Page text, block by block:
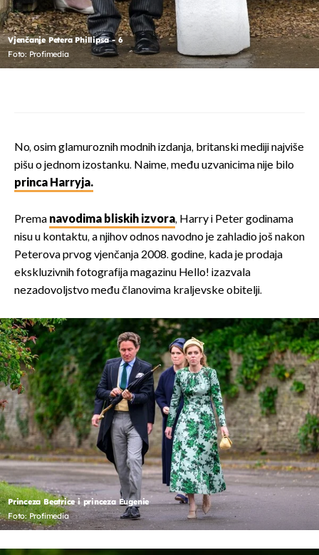
Vjenčanje Petera Phillipsa - 6
Foto: Profimedia
No, osim glamuroznih modnih izdanja, britanski mediji najviše
pišu o jednom izostanku. Naime, među uzvanicima nije bilo
princa Harryja.
Prema navodima bliskih izvora, Harry i Peter godinama
nisu u kontaktu, a njihov odnos navodno je zahladio još nakon
Peterova prvog vjenčanja 2008. godine, kada je prodaja
ekskluzivnih fotografija magazinu Hello! izazvala
nezadovoljstvo među članovima kraljevske obitelji.
Princeza Beatrice i princeza Eugenie
Foto: Profimedia